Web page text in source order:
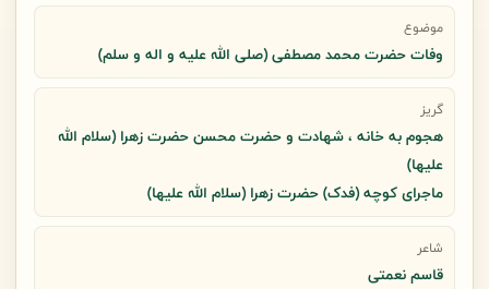
دعا کن زود بعد از تو بمیرم
کند آه دل تو بی قرارم
به روی صورتت صورت گذارم
خودت گفتی که حورای بهشتم
توان ضربه سیلی ندارم
پس از تو صبر زهرا سر بیاید
موضوع
وفات حضرت محمد مصطفی (صلی الله علیه و اله و سلم)
گریز
هجوم به خانه ، شهادت و حضرت محسن حضرت زهرا (سلام الله
علیها)
ماجرای کوچه (فدک) حضرت زهرا (سلام الله علیها)
شاعر
قاسم نعمتی